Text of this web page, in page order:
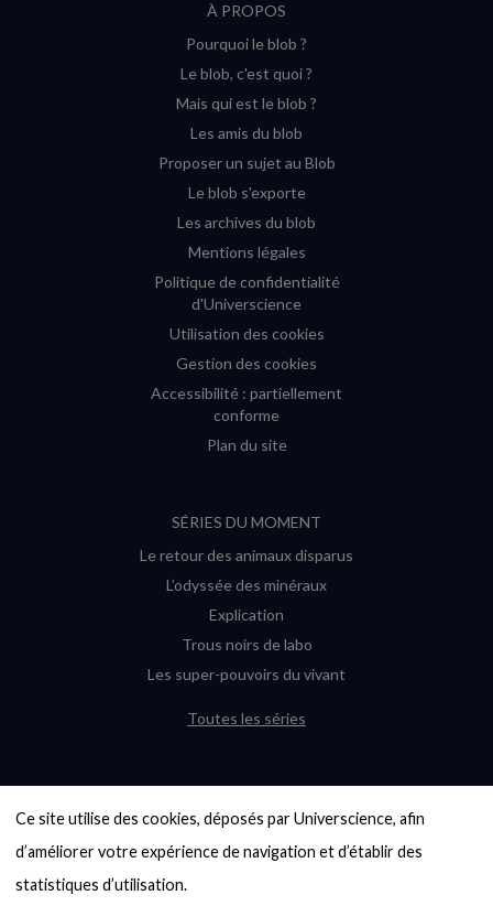
Ce site utilise des cookies, déposés par Universcience, afin
d’améliorer votre expérience de navigation et d’établir des
statistiques d’utilisation.
Instagram
(nouvelle
sur
Facebook
(nouvelle
À PROPOS
Pourquoi le blob ?
Le blob, c'est quoi ?
Mais qui est le blob ?
Les amis du blob
Proposer un sujet au Blob
Le blob s'exporte
Les archives du blob
Mentions légales
Politique de confidentialité
d'Universcience
Utilisation des cookies
Gestion des cookies
Accessibilité : partiellement
conforme
Plan du site
SÉRIES DU MOMENT
Le retour des animaux disparus
L’odyssée des minéraux
Explication
Trous noirs de labo
Les super-pouvoirs du vivant
Toutes les séries
6000 exoplanètes, et pas de « Terre »
en vue ?
Quel avenir pour les cryptos ?